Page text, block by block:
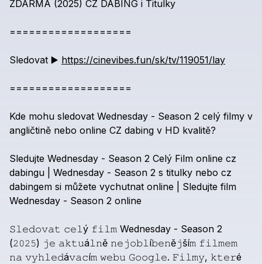
ZDARMA (2025) CZ DABING i Titulky
===================
Sledovat ▶️ https://cinevibes.fun/sk/tv/119051/lay
===================
Kde mohu sledovat Wednesday - Season 2 celý filmy v
angličtině nebo online CZ dabing v HD kvalitě?
Sledujte Wednesday - Season 2 Celý Film online cz
dabingu
Wednesday - Season 2 s titulky nebo cz
dabingem si můžete vychutnat online Sledujte film
Wednesday - Season 2 online
𝚂𝚕𝚎𝚍𝚘𝚟𝚊𝚝 𝚌𝚎𝚕ý 𝚏𝚒𝚕𝚖 Wednesday - Season 2
(𝟸𝟶𝟸𝟻) 𝚓𝚎 𝚊𝚔𝚝𝚞á𝚕𝚗ě 𝚗𝚎𝚓𝚘𝚋𝚕í𝚋𝚎𝚗ě𝚓ší𝚖 𝚏𝚒𝚕𝚖𝚎𝚖
𝚗𝚊 𝚟𝚢𝚑𝚕𝚎𝚍á𝚟𝚊𝚌í𝚖 𝚠𝚎𝚋𝚞 𝙶𝚘𝚘𝚐𝚕𝚎. 𝙵𝚒𝚕𝚖𝚢, 𝚔𝚝𝚎𝚛é